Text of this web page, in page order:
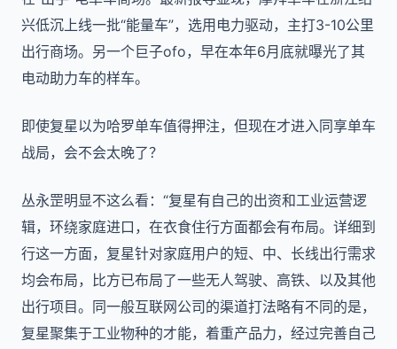
兴低沉上线一批“能量车”，选用电力驱动，主打3-10公里
出行商场。另一个巨子ofo，早在本年6月底就曝光了其
电动助力车的样车。
即使复星以为哈罗单车值得押注，但现在才进入同享单车
战局，会不会太晚了？
丛永罡明显不这么看：“复星有自己的出资和工业运营逻
辑，环绕家庭进口，在衣食住行方面都会有布局。详细到
行这一方面，复星针对家庭用户的短、中、长线出行需求
均会布局，比方已布局了一些无人驾驶、高铁、以及其他
出行项目。同一般互联网公司的渠道打法略有不同的是，
复星聚集于工业物种的才能，着重产品力，经过完善自己